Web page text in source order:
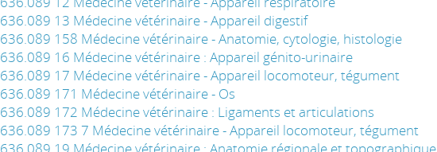
636.089 13 Médecine vétérinaire - Appareil digestif
636.089 158 Médecine vétérinaire - Anatomie, cytologie, histologie
636.089 16 Médecine vétérinaire : Appareil génito-urinaire
636.089 17 Médecine vétérinaire - Appareil locomoteur, tégument
636.089 171 Médecine vétérinaire - Os
636.089 172 Médecine vétérinaire : Ligaments et articulations
636.089 173 7 Médecine vétérinaire - Appareil locomoteur, tégument